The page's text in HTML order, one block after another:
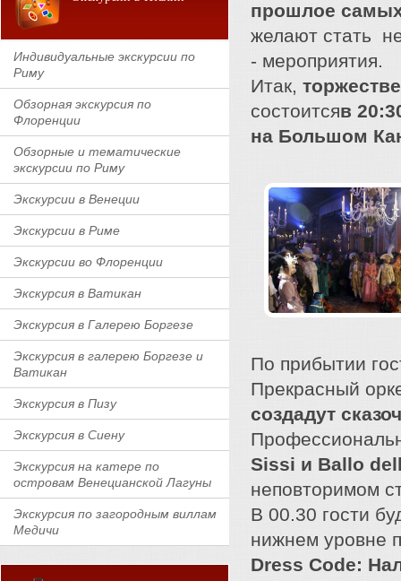
Индивидуальные экскурсии по
Риму
Обзорная экскурсия по
Флоренции
Обзорные и тематические
экскурсии по Риму
Экскурсии в Венеции
Экскурсии в Риме
Экскурсии во Флоренции
Экскурсия в Ватикан
Экскурсия в Галерею Боргезе
Экскурсия в галерею Боргезе и
Ватикан
Экскурсия в Пизу
Экскурсия в Сиену
Экскурсия на катере по
островам Венецианской Лагуны
Экскурсия по загородным виллам
Медичи
прошлое
желают стать
- мероприятия.
Итак,
состоитсяв
на Большом
По прибытии
Прекрасный
создадут
Sissi и Ballo
неповторимом
В 00.30 гости
нижнем уровне
Dress Code: